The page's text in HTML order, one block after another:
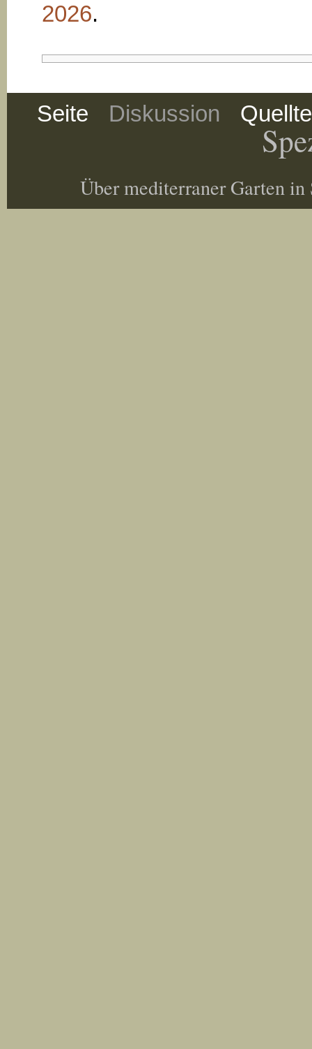
2026.
Seite Diskussion
Über mediterraner Garten in